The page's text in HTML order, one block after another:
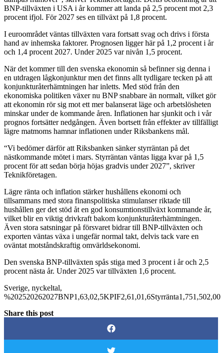
BNP-tillväxten i USA i år kommer att landa på 2,5 procent mot 2,3
procent ifjol. För 2027 ses en tillväxt på 1,8 procent.
I euroområdet väntas tillväxten vara fortsatt svag och drivs i första
hand av inhemska faktorer. Prognosen ligger här på 1,2 procent i år
och 1,4 procent 2027. Under 2025 var nivån 1,5 procent.
När det kommer till den svenska ekonomin så befinner sig denna i
en utdragen lågkonjunktur men det finns allt tydligare tecken på att
konjunkturåterhämtningen har inletts. Med stöd från den
ekonomiska politiken växer nu BNP snabbare än normalt, vilket gör
att ekonomin rör sig mot ett mer balanserat läge och arbetslösheten
minskar under de kommande åren. Inflationen har sjunkit och i vår
prognos fortsätter nedgången. Även bortsett från effekter av tillfälligt
lägre matmoms hamnar inflationen under Riksbankens mål.
“Vi bedömer därför att Riksbanken sänker styrräntan på det
nästkommande mötet i mars. Styrräntan väntas ligga kvar på 1,5
procent för att sedan börja höjas gradvis under 2027”, skriver
Teknikföretagen.
Lägre ränta och inflation stärker hushållens ekonomi och
tillsammans med stora finanspolitiska stimulanser riktade till
hushållen ger det stöd åt en god konsumtionstillväxt kommande år,
vilket blir en viktig drivkraft bakom konjunkturåterhämtningen.
Även stora satsningar på försvaret bidrar till BNP-tillväxten och
exporten väntas växa i ungefär normal takt, delvis tack vare en
oväntat motståndskraftig omvärldsekonomi.
Den svenska BNP-tillväxten spås stiga med 3 procent i år och 2,5
procent nästa år. Under 2025 var tillväxten 1,6 procent.
Sverige, nyckeltal,
%202520262027BNP1,63,02,5KPIF2,61,01,6Styrränta1,751,502,00
Share this post